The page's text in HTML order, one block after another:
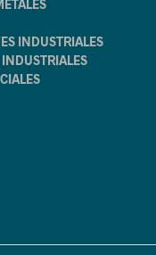
INDUSTRIALES